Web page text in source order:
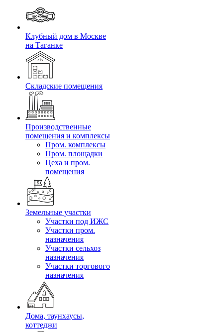
Клубный дом в Москве
на Таганке
Складские помещения
Производственные
помещения и комплексы
Пром. комплексы
Пром. площадки
Цеха и пром.
помещения
Земельные участки
Участки под ИЖС
Участки пром.
назначения
Участки сельхоз
назначения
Участки торгового
назначения
Дома, таунхаусы,
коттеджи